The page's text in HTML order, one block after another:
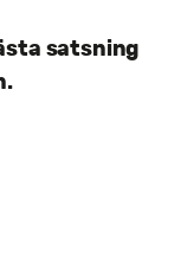
satsning